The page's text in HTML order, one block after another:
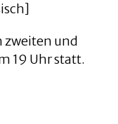
zweiten und
19 Uhr statt.